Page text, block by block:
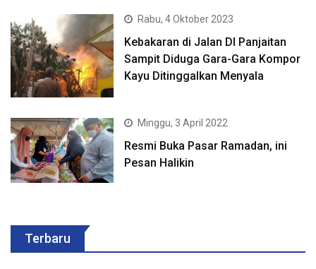
Rabu, 4 Oktober 2023
Kebakaran di Jalan DI Panjaitan
Sampit Diduga Gara-Gara Kompor
Kayu Ditinggalkan Menyala
Minggu, 3 April 2022
Resmi Buka Pasar Ramadan, ini
Pesan Halikin
Terbaru